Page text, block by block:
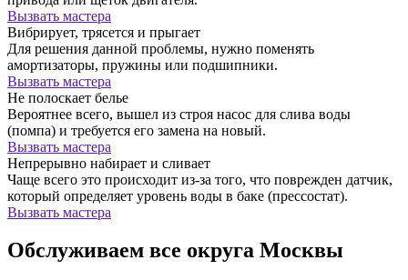
Вызвать мастера
Вибрирует, трясется и прыгает
Для решения данной проблемы, нужно поменять
амортизаторы, пружины или подшипники.
Вызвать мастера
Не полоскает белье
Вероятнее всего, вышел из строя насос для слива воды
(помпа) и требуется его замена на новый.
Вызвать мастера
Непрерывно набирает и сливает
Чаще всего это происходит из-за того, что поврежден датчик,
который определяет уровень воды в баке (прессостат).
Вызвать мастера
Обслуживаем все округа Москвы